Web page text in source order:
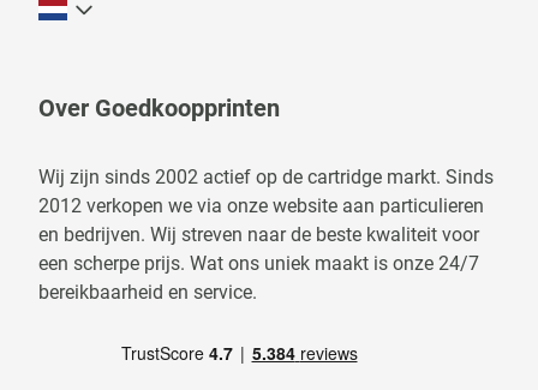
Over Goedkoopprinten
Wij zijn sinds 2002 actief op de cartridge markt. Sinds
2012 verkopen we via onze website aan particulieren
en bedrijven. Wij streven naar de beste kwaliteit voor
een scherpe prijs. Wat ons uniek maakt is onze 24/7
bereikbaarheid en service.